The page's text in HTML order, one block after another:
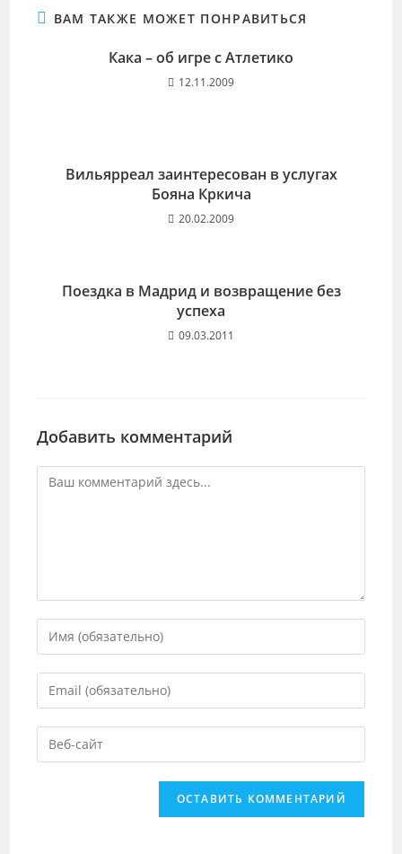
ВАМ ТАКЖЕ МОЖЕТ ПОНРАВИТЬСЯ
Кака – об игре с Атлетико
12.11.2009
Вильярреал заинтересован в услугах
Бояна Кркича
20.02.2009
Поездка в Мадрид и возвращение без
успеха
09.03.2011
Добавить комментарий
Комментарий
Введите
свое
имя
или
пользователя,
чтобы
прокомментировать
Введите
свой
email-
адрес,
Введите
URL